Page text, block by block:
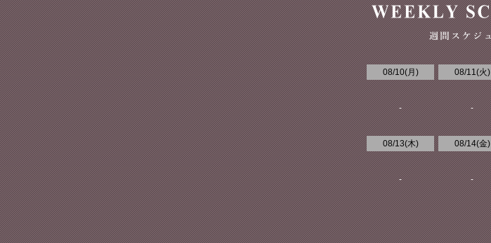
08/10(月 )
-
08/11(火)
-
08/13(木)
-
08/14(金)
-